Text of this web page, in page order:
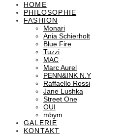
HOME
PHILOSOPHIE
FASHION
Monari
Ania Schierholt
Blue Fire
Tuzzi
MAC
Marc Aurel
PENN&INK N.Y
Raffaello Rossi
Jane Lushka
Street One
OUI
mbym
GALERIE
KONTAKT